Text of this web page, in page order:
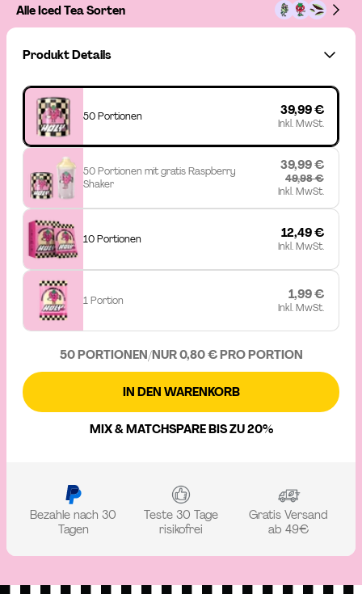
Alle Iced Tea Sorten
Produkt Details
50 Portionen 39,99 €
Inkl. MwSt.
50 Portionen mit gratis Raspberry
Shaker
39,99 €
49,98 €
Inkl. MwSt.
10 Portionen 12,49 €
Inkl. MwSt.
1 Portion 1,99 €
Inkl. MwSt.
50 PORTIONEN/NUR 0,80 € PRO PORTION
IN DEN WARENKORB
MIX & MATCHSPARE BIS ZU 20%
Bezahle nach 30
Tagen
Teste 30 Tage
risikofrei
Gratis Versand
ab 49€